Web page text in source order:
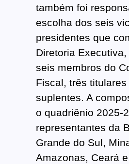
também foi
escolha dos seis
presidentes que
Diretoria
seis membros do
Fiscal, três titulares
suplentes. A
o quadriênio 2025-
representantes da
Grande do Sul,
Amazonas, Ceará